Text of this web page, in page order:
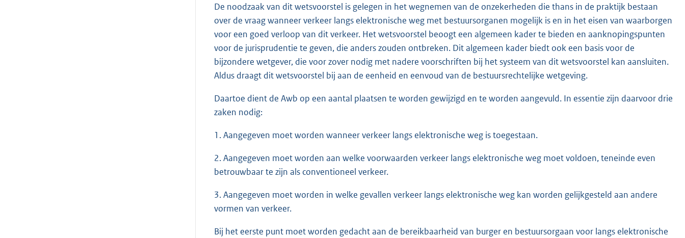
De noodzaak van dit wetsvoorstel is gelegen in het wegnemen van de onzekerheden die thans in de praktijk bestaan
over de vraag wanneer verkeer langs elektronische weg met bestuursorganen mogelijk is en in het eisen van waarborgen
voor een goed verloop van dit verkeer. Het wetsvoorstel beoogt een algemeen kader te bieden en aanknopingspunten
voor de jurisprudentie te geven, die anders zouden ontbreken. Dit algemeen kader biedt ook een basis voor de
bijzondere wetgever, die voor zover nodig met nadere voorschriften bij het systeem van dit wetsvoorstel kan aansluiten.
Aldus draagt dit wetsvoorstel bij aan de eenheid en eenvoud van de bestuursrechtelijke wetgeving.
Daartoe dient de Awb op een aantal plaatsen te worden gewijzigd en te worden aangevuld. In essentie zijn daarvoor drie
zaken nodig:
1. Aangegeven moet worden wanneer verkeer langs elektronische weg is toegestaan.
2. Aangegeven moet worden aan welke voorwaarden verkeer langs elektronische weg moet voldoen, teneinde even
betrouwbaar te zijn als conventioneel verkeer.
3. Aangegeven moet worden in welke gevallen verkeer langs elektronische weg kan worden gelijkgesteld aan andere
vormen van verkeer.
Bij het eerste punt moet worden gedacht aan de bereikbaarheid van burger en bestuursorgaan voor langs elektronische